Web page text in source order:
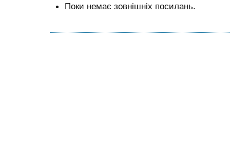
Поки немає зовнішніх посилань.